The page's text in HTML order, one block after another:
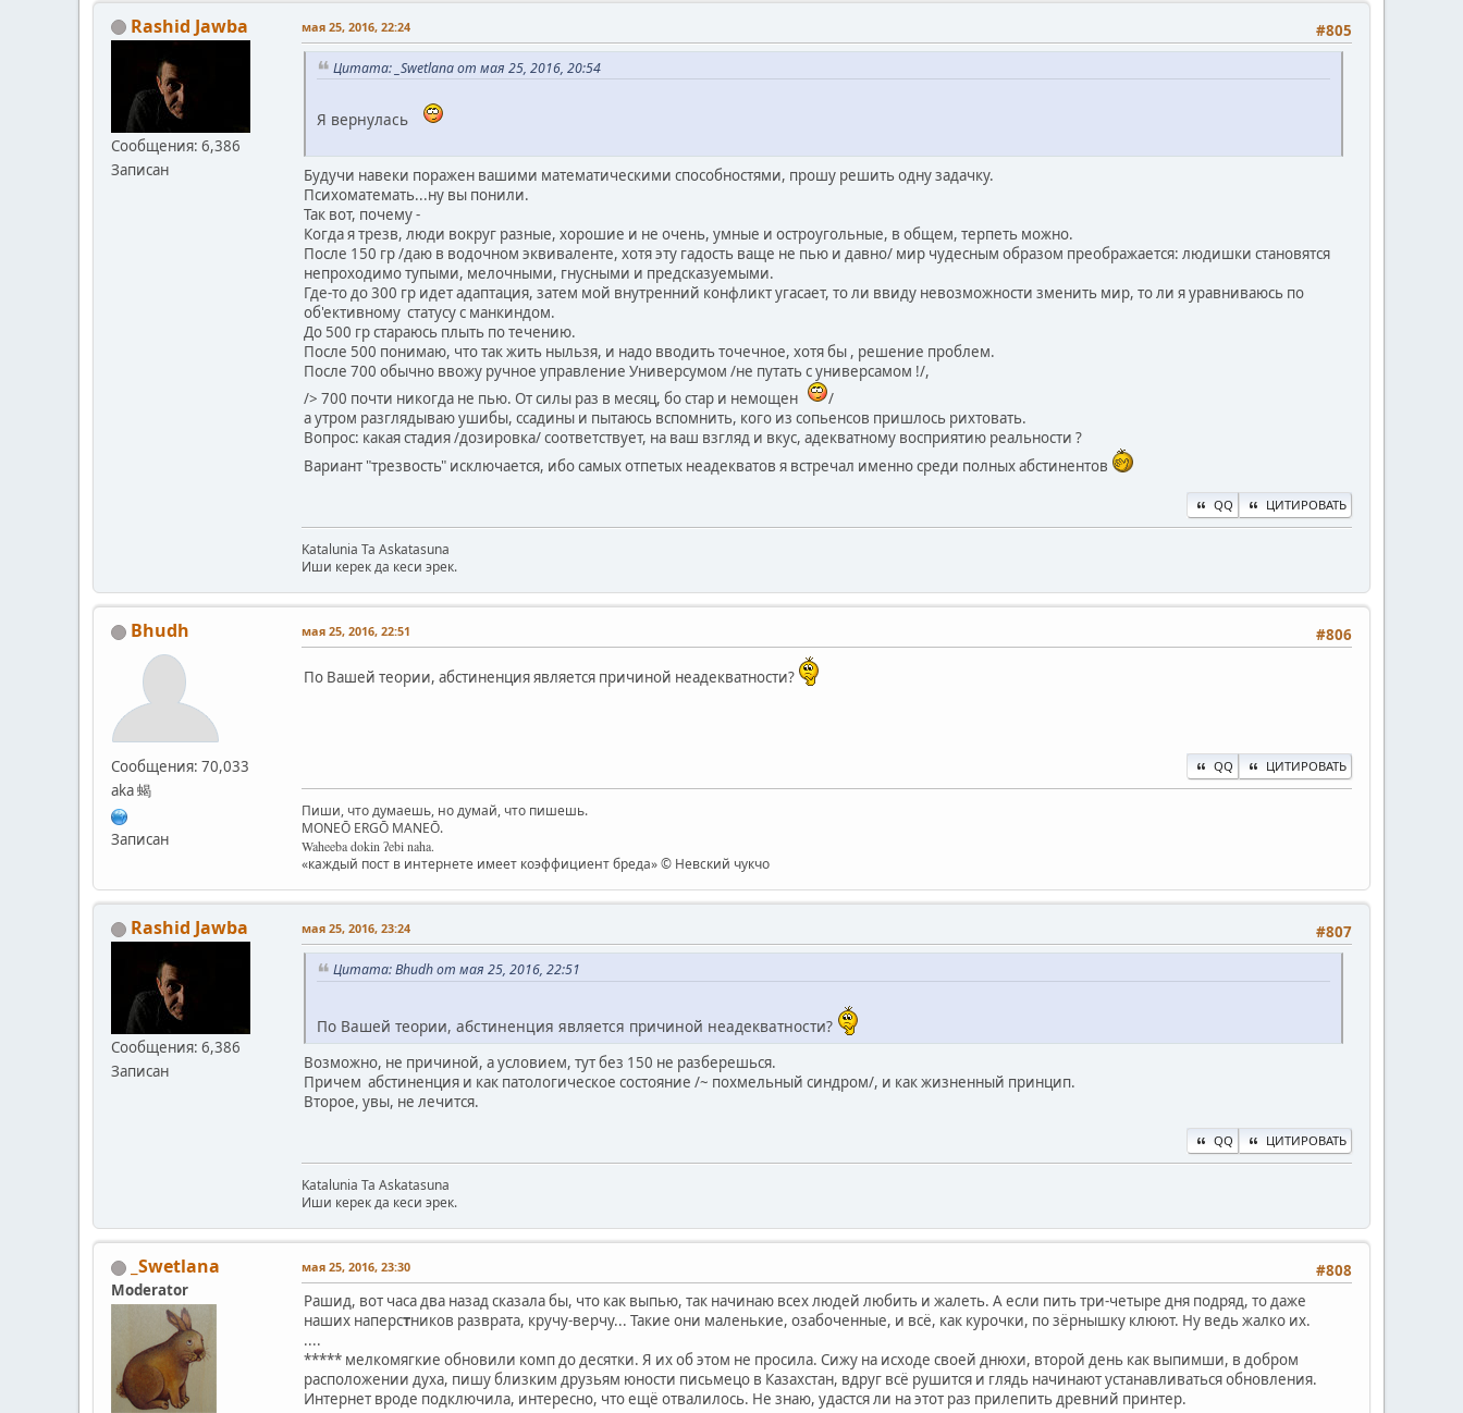
Rashid Jawba
Сообщения: 6,386
Записан
#805
мая 25, 2016, 22:24
Цитата: _Swetlana от мая 25, 2016, 20:54
Я вернулась
Будучи навеки поражен вашими математическими способностями, прошу решить одну задачку.
Психоматемать...ну вы понили.
Так вот, почему -
Когда я трезв, люди вокруг разные, хорошие и не очень, умные и остроугольные, в общем, терпеть можно.
После 150 гр /даю в водочном эквиваленте, хотя эту гадость ваще не пью и давно/ мир чудесным образом преображается: людишки становятся
непроходимо тупыми, мелочными, гнусными и предсказуемыми.
Где-то до 300 гр идет адаптация, затем мой внутренний конфликт угасает, то ли ввиду невозможности зменить мир, то ли я уравниваюсь по
об'ективному статусу с манкиндом.
До 500 гр стараюсь плыть по течению.
После 500 понимаю, что так жить ныльзя, и надо вводить точечное, хотя бы , решение проблем.
После 700 обычно ввожу ручное управление Универсумом /не путать с универсамом !/,
/> 700 почти никогда не пью. От силы раз в месяц, бо стар и немощен
/
а утром разглядываю ушибы, ссадины и пытаюсь вспомнить, кого из сопьенсов пришлось рихтовать.
Вопрос: какая стадия /дозировка/ соответствует, на ваш взгляд и вкус, адекватному восприятию реальности ?
Вариант "трезвость" исключается, ибо самых отпетых неадекватов я встречал именно среди полных абстинентов
QQ ЦИТИРОВАТЬ
Katalunia Ta Askatasuna
Иши керек да кеси эрек.
Bhudh
Сообщения: 70,033
aka 蝎
Записан
#806
мая 25, 2016, 22:51
По Вашей теории, абстиненция является причиной неадекватности?
QQ ЦИТИРОВАТЬ
Пиши, что думаешь, но думай, что пишешь.
MONEŌ ERGŌ MANEŌ.
Waheeba dokin ʔebi naha.
«каждый пост в интернете имеет коэффициент бреда» © Невский чукчо
Rashid Jawba
Сообщения: 6,386
Записан
#807
мая 25, 2016, 23:24
Цитата: Bhudh от мая 25, 2016, 22:51
По Вашей теории, абстиненция является причиной неадекватности?
Возможно, не причиной, а условием, тут без 150 не разберешься.
Причем абстиненция и как патологическое состояние /~ похмельный синдром/, и как жизненный принцип.
Второе, увы, не лечится.
QQ ЦИТИРОВАТЬ
Katalunia Ta Askatasuna
Иши керек да кеси эрек.
_Swetlana
Moderator
#808
мая 25, 2016, 23:30
Рашид, вот часа два назад сказала бы, что как выпью, так начинаю всех людей любить и жалеть. А если пить три-четыре дня подряд, то даже
наших наперстников разврата, кручу-верчу... Такие они маленькие, озабоченные, и всё, как курочки, по зёрнышку клюют. Ну ведь жалко их.
....
***** мелкомягкие обновили комп до десятки. Я их об этом не просила. Сижу на исходе своей днюхи, второй день как выпимши, в добром
расположении духа, пишу близким друзьям юности письмецо в Казахстан, вдруг всё рушится и глядь начинают устанавливаться обновления.
Интернет вроде подключила, интересно, что ещё отвалилось. Не знаю, удастся ли на этот раз прилепить древний принтер.